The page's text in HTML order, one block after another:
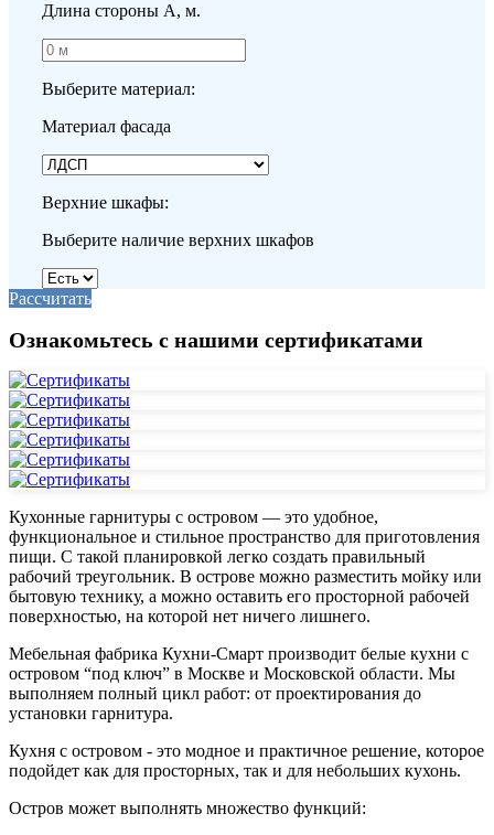
Длина стороны A, м.
Выберите материал:
Материал фасада
Верхние шкафы:
Выберите наличие верхних шкафов
Рассчитать
Ознакомьтесь с нашими сертификатами
Кухонные гарнитуры с островом — это удобное,
функциональное и стильное пространство для приготовления
пищи. С такой планировкой легко создать правильный
рабочий треугольник. В острове можно разместить мойку или
бытовую технику, а можно оставить его просторной рабочей
поверхностью, на которой нет ничего лишнего.
Мебельная фабрика Кухни-Смарт производит белые кухни с
островом “под ключ” в Москве и Московской области. Мы
выполняем полный цикл работ: от проектирования до
установки гарнитура.
Кухня с островом - это модное и практичное решение, которое
подойдет как для просторных, так и для небольших кухонь.
Остров может выполнять множество функций: